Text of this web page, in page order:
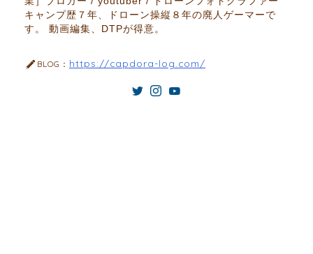
キャンプ歴７年、ドローン操縦８年の廃人ゲーマーで
す。 動画編集、DTPが得意。
BLOG： https://capdora-log.com/